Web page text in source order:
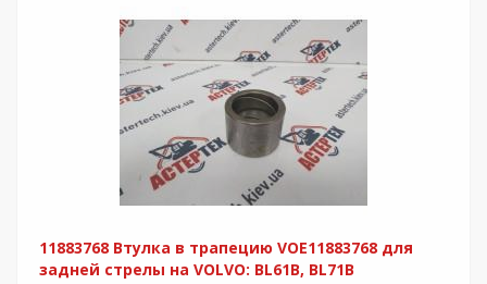
11883768 Втулка в трапецию VOE11883768 для
задней стрелы на VOLVO: BL61B, BL71B